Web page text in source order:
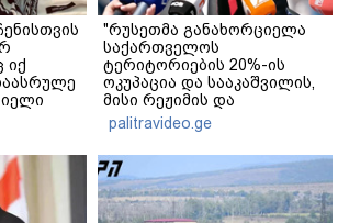
იქ
წერს
"რუსეთმა განახორციელა
საქართველოს
ტერიტორიების 20%-ის
ოკუპაცია და სააკაშვილის,
მისი რეჟიმის და
"ნაცმოძრაობის" ღალატი
ვერანაირად ვერ
გადაფარავს ამ
დანაშაულს" - ირაკლი
კობახიძე
palitravideo.ge